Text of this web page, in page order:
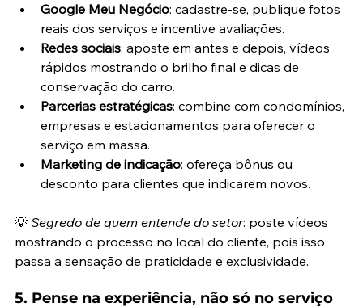
Google Meu Negócio: cadastre-se, publique fotos
reais dos serviços e incentive avaliações.
Redes sociais: aposte em antes e depois, vídeos
rápidos mostrando o brilho final e dicas de
conservação do carro.
Parcerias estratégicas: combine com condomínios,
empresas e estacionamentos para oferecer o
serviço em massa.
Marketing de indicação: ofereça bônus ou
desconto para clientes que indicarem novos.
💡 Segredo de quem entende do setor: poste vídeos
mostrando o processo no local do cliente, pois isso
passa a sensação de praticidade e exclusividade.
5. Pense na experiência, não só no serviço